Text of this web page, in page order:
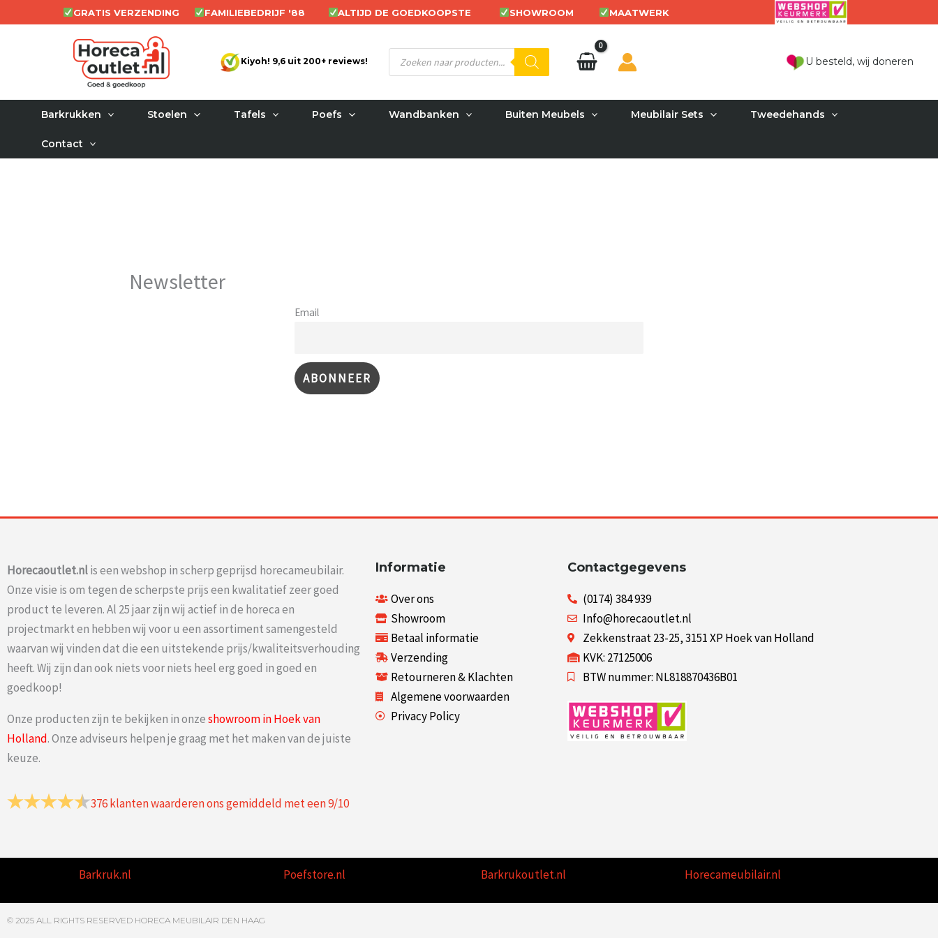
naar
GRATIS VERZENDING FAMILIEBEDRIJF '88 ALTIJD DE GOEDKOOPSTE SHOWROOM MAATWERK
Kiyoh! 9,6 uit 200+ reviews!
Producten
zoeken U besteld, wij doneren
Barkrukken Stoelen Tafels Poefs Wandbanken Buiten Meubels Meubilair Sets Tweedehands
Contact
Newsletter
Email
Horecaoutlet.nlis een webshop in scherp geprijsd horecameubilair.
Onze visie is om tegen de scherpste prijs een kwalitatief zeer goed
product te leveren. Al 25 jaar zijn wij actief in de horeca en
projectmarkt en hebben wij voor u een assortiment samengesteld
waarvan wij vinden dat die een uitstekende prijs/kwaliteitsverhouding
heeft. Wij zijn dan ook niets voor niets heel erg goed in goed en
goedkoop!
Onze producten zijn te bekijken in onzeshowroom in Hoek van
Holland. Onze adviseurs helpen je graag met het maken van de juiste
keuze.
376klanten waarderen ons gemiddeld met een9/10
Informatie
Over ons
Showroom
Betaal informatie
Verzending
Retourneren & Klachten
Algemene voorwaarden
Privacy Policy
Contactgegevens
(0174) 384 939
Info@horecaoutlet.nl
Zekkenstraat 23-25, 3151 XP Hoek van Holland
KVK: 27125006
BTW nummer: NL818870436B01
Barkruk.nl Poefstore.nl Barkrukoutlet.nl Horecameubilair.nl
© 2025 ALL RIGHTS RESERVED HORECA MEUBILAIR DEN HAAG